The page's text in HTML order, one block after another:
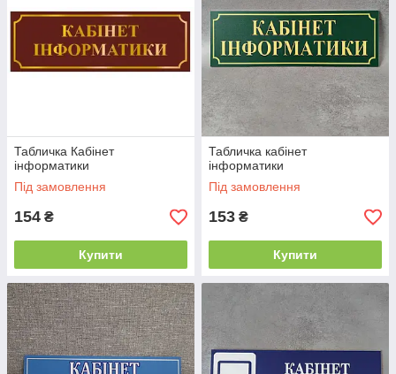
Табличка Кабінет
інформатики
Під замовлення
154 ₴
Купити
Табличка кабінет
інформатики
Під замовлення
153 ₴
Купити